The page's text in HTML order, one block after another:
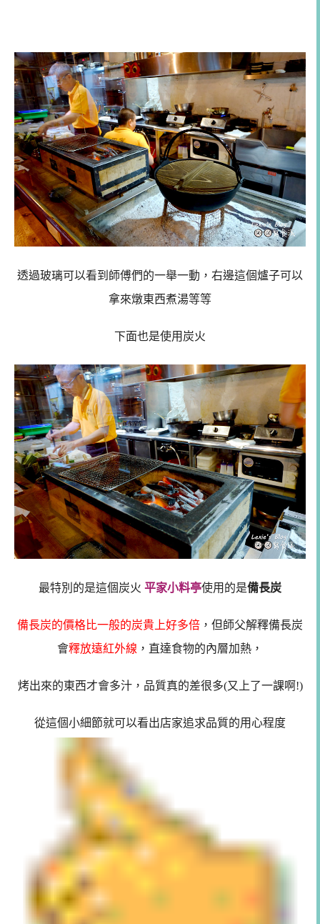
透過玻璃可以看到師傅們的一舉一動，右邊這個爐子可以
拿來燉東西煮湯等等
下面也是使用炭火
最特別的是這個炭火 平家小料亭使用的是備長炭
備長炭的價格比一般的炭貴上好多倍 ，但師父解釋備長炭
會釋放遠紅外線 ，直達食物的內層加熱，
烤出來的東西才會多汁，品質真的差很多(又上了一課啊!)
從這個小細節就可以看出店家追求品質的用心程度